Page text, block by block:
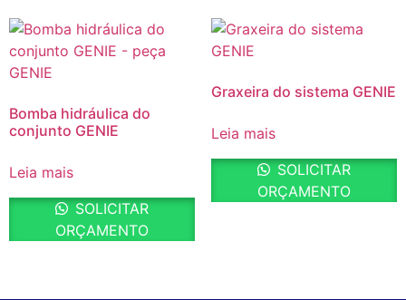
Bomba hidráulica do
conjunto GENIE
Leia mais
SOLICITAR
ORÇAMENTO
Graxeira do sistema GENIE
Leia mais
SOLICITAR
ORÇAMENTO